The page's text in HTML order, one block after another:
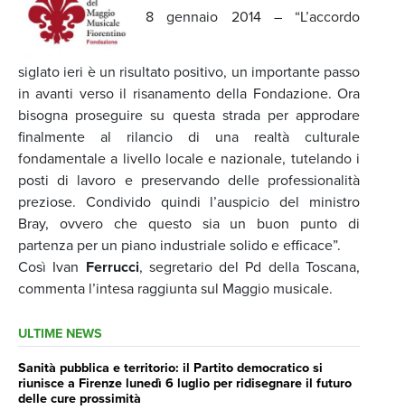
8 gennaio 2014 – “L’accordo
siglato ieri è un risultato positivo, un importante passo
in avanti verso il risanamento della Fondazione. Ora
bisogna proseguire su questa strada per approdare
finalmente al rilancio di una realtà culturale
fondamentale a livello locale e nazionale, tutelando i
posti di lavoro e preservando delle professionalità
preziose. Condivido quindi l’auspicio del ministro
Bray, ovvero che questo sia un buon punto di
partenza per un piano industriale solido e efficace”.
Così Ivan Ferrucci, segretario del Pd della Toscana,
commenta l’intesa raggiunta sul Maggio musicale.
ULTIME NEWS
Sanità pubblica e territorio: il Partito democratico si
riunisce a Firenze lunedì 6 luglio per ridisegnare il futuro
delle cure prossimità